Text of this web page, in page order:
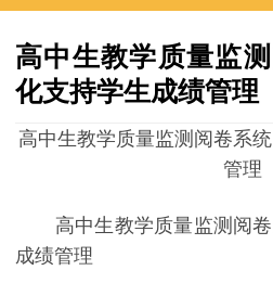
高中生教学质量监
化支持学生成绩管理
高中生教学质量监测阅卷系
管理
高中生教学质量监测阅卷
成绩管理